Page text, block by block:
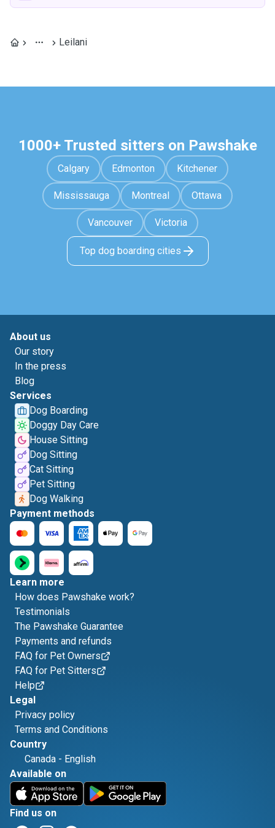
Leilani
1000+ Trusted sitters on Pawshake
Calgary Edmonton Kitchener
Mississauga Montreal Ottawa
Vancouver Victoria
Top dog boarding cities
About us
Our story
In the press
Blog
Services
Dog Boarding
Doggy Day Care
House Sitting
Dog Sitting
Cat Sitting
Pet Sitting
Dog Walking
Payment methods
Learn more
How does Pawshake work?
Testimonials
The Pawshake Guarantee
Payments and refunds
FAQ for Pet Owners
FAQ for Pet Sitters
Help
Legal
Privacy policy
Terms and Conditions
Country
Canada - English
Available on
Find us on